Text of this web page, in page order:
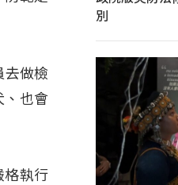
去做檢
、也會
格執行
別